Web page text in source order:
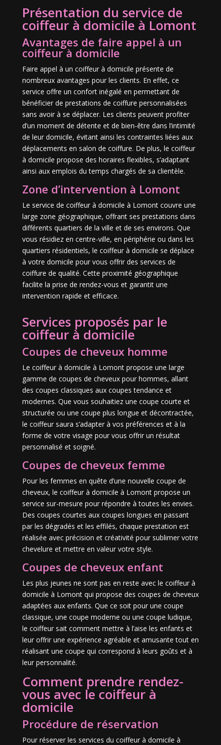
Présentation du service de
coiffeur à domicile à Lomont
Avantages de faire appel à un
coiffeur à domicile
Faire appel à un coiffeur à domicile présente de
nombreux avantages pour les clients. En effet, ce
service offre un confort inégalé en permettant de
bénéficier de prestations de coiffure personnalisées
sans avoir à se déplacer. Les clients peuvent profiter
d’un moment de détente et de bien-être dans l’intimité
de leur domicile, évitant ainsi les contraintes liées aux
déplacements en salon de coiffure. De plus, le coiffeur
à domicile propose des horaires flexibles, s’adaptant
ainsi aux emplois du temps chargés de sa clientèle.
Zone d’intervention à Lomont
Le service de coiffeur à domicile à Lomont couvre une
large zone géographique, offrant ses prestations dans
différents quartiers de la ville et de ses environs. Que
vous résidiez en centre-ville, en périphérie ou dans les
quartiers résidentiels, le coiffeur à domicile se déplace
à votre domicile pour vous offrir des services de
coiffure de qualité. Cette proximité géographique
facilite la prise de rendez-vous et garantit une
intervention rapide et efficace.
Services proposés par le
coiffeur à domicile
Coupes de cheveux homme
Le coiffeur à domicile à Lomont propose une large
gamme de coupes de cheveux pour hommes, allant
des coupes classiques aux coupes tendance et
modernes. Que vous souhaitiez une coupe courte et
structurée ou une coupe plus longue et décontractée,
le coiffeur saura s’adapter à vos préférences et à la
forme de votre visage pour vous offrir un résultat
personnalisé et soigné.
Coupes de cheveux femme
Pour les femmes en quête d’une nouvelle coupe de
cheveux, le coiffeur à domicile à Lomont propose un
service sur-mesure pour répondre à toutes les envies.
Des coupes courtes aux coupes longues en passant
par les dégradés et les effilés, chaque prestation est
réalisée avec précision et créativité pour sublimer votre
chevelure et mettre en valeur votre style.
Coupes de cheveux enfant
Les plus jeunes ne sont pas en reste avec le coiffeur à
domicile à Lomont qui propose des coupes de cheveux
adaptées aux enfants. Que ce soit pour une coupe
classique, une coupe moderne ou une coupe ludique,
le coiffeur sait comment mettre à l’aise les enfants et
leur offrir une expérience agréable et amusante tout en
réalisant une coupe qui correspond à leurs goûts et à
leur personnalité.
Comment prendre rendez-
vous avec le coiffeur à
domicile
Procédure de réservation
Pour réserver les services du coiffeur à domicile à